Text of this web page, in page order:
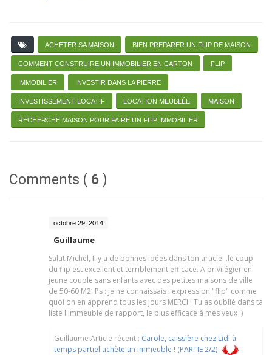
ACHETER SA MAISON BIEN PREPARER UN FLIP DE MAISON
COMMENT CONSTRUIRE UN IMMOBILIER EN CARTON FLIP
IMMOBILIER INVESTIR DANS LA PIERRE
INVESTISSEMENT LOCATIF LOCATION MEUBLÉE MAISON
RECHERCHE MAISON POUR FAIRE UN FLIP IMMOBILIER
Comments ( 6 )
octobre 29, 2014
Guillaume
Salut Michel, Il y a de bonnes idées dans ton article...le coup
du flip est excellent et terriblement efficace. A privilégier en
jeune couple sans enfants avec des petites maisons de ville
de 50-60 M2. Ps : je ne connaissais l'expression "flip" comme
quoi on en apprend tous les jours MERCI ! Tu as oublié dans ta
liste l'immeuble de rapport, le plus efficace à mes yeux :)
Guillaume Article récent : Carole, caissière chez Lidl à
temps partiel achète un immeuble ! (PARTIE 2/2)